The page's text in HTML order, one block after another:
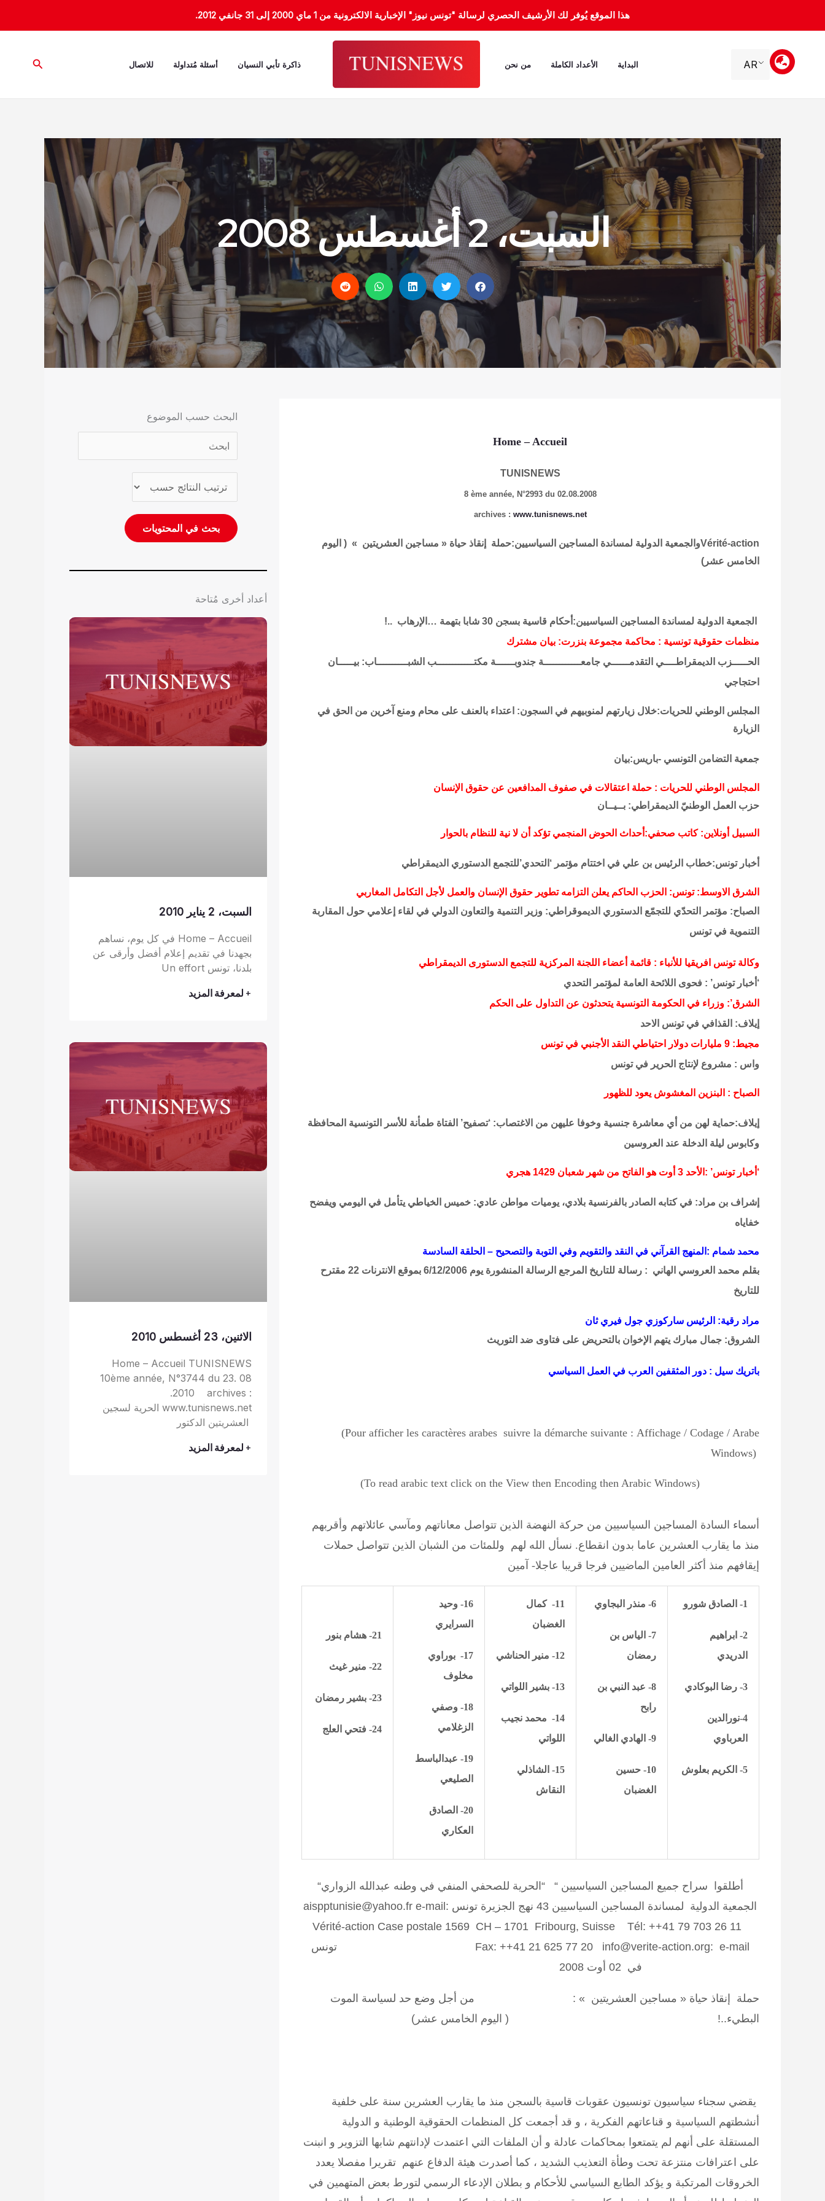
هذا الموقع يُوفر لك الأرشيف الحصري لرسالة "تونس نيوز" الإخبارية الالكترونية من 1 ماي 2000 إلى 31 جانفي 2012.
AR البداية الأعداد الكاملة من نحن ذاكرة تأبي النسيان أسئلة مُتداولة للاتصال البحث
السبت، 2 أغسطس 2008
Home – Accueil
TUNISNEWS
8 ème année, N°2993 du 02.08.2008
archives: www.tunisnews.net
Vérité-actionوالجمعية الدولية لمساندة المساجين السياسيين:حملة إنقاذ حياة « مساجين العشريتين » ( اليوم
الخامس عشر)
الجمعية الدولية لمساندة المساجين السياسيين:أحكام قاسية بسجن 30 شابا بتهمة …الإرهاب ..!
منظمات حقوقية تونسية : محاكمة مجموعة بنزرت: بيان مشترك
الحـــــزب الديمقراطــــي التقدمــــــي جامعــــــــــــة جندوبــــــة مكتــــــــــــب الشبــــــــــاب: بيـــــان
احتجاجي
المجلس الوطني للحريات:خلال زيارتهم لمنوبيهم في السجون: اعتداء بالعنف على محام ومنع آخرين من الحق في
الزيارة
جمعية التضامن التونسي -باريس:بيان
المجلس الوطني للحريات : حملة اعتقالات في صفوف المدافعين عن حقوق الإنسان
حزب العمل الوطنيّ الديمقراطي: بــيــان
السبيل أونلاين: كاتب صحفي:أحداث الحوض المنجمي تؤكد أن لا نية للنظام بالحوار
أخبار تونس:خطاب الرئيس بن علي في اختتام مؤتمر ‘التحدي’للتجمع الدستوري الديمقراطي
الشرق الاوسط: تونس: الحزب الحاكم يعلن التزامه تطوير حقوق الإنسان والعمل لأجل التكامل المغاربي
الصباح: مؤتمر التحدّي للتجمّع الدستوري الديموقراطي: وزير التنمية والتعاون الدولي في لقاء إعلامي حول المقاربة
التنموية في تونس
وكالة تونس افريقيا للأنباء : قائمة أعضاء اللجنة المركزية للتجمع الدستورى الديمقراطي
‘أخبار تونس’ : فحوى اللائحة العامة لمؤتمر التحدي
الشرق’: وزراء في الحكومة التونسية يتحدثون عن التداول على الحكم
إيلاف: القذافي في تونس الاحد
مجيط: 9 مليارات دولار احتياطي النقد الأجنبي في تونس
واس : مشروع لإنتاج الحرير في تونس
الصباح : البنزين المغشوش يعود للظهور
إيلاف:حماية لهن من أي معاشرة جنسية وخوفا عليهن من الاغتصاب: ‘تصفيح’ الفتاة طمأنة للأسر التونسية المحافظة
وكابوس ليلة الدخلة عند العروسين
‘أخبار تونس’ :الأحد 3 أوت هو الفاتح من شهر شعبان 1429 هجري
إشراف بن مراد: في كتابه الصادر بالفرنسية بلادي، يوميات مواطن عادي: خميس الخياطي يتأمل في اليومي ويفضح
خفاياه
محمد شمام :المنهج القرآني في النقد والتقويم وفي التوبة والتصحيح – الحلقة السادسة
بقلم محمد العروسي الهاني : رسالة للتاريخ المرجع الرسالة المنشورة يوم 6/12/2006 بموقع الانترنات 22 مقترح
للتاريخ
مراد رقية: الرئيس ساركوزي جول فيري ثان
الشروق: جمال مبارك يتهم الإخوان بالتحريض على فتاوى ضد التوريث
باتريك سيل : دور المثقفين العرب في العمل السياسي
(Pour afficher les caractères arabes suivre la démarche suivante : Affichage / Codage / Arabe
Windows(
(To read arabic text click on the View then Encoding then Arabic Windows)
أسماء السادة المساجين السياسيين من حركة النهضة الذين تتواصل معاناتهم ومآسي عائلاتهم وأقربهم
منذ ما يقارب العشرين عاما بدون انقطاع. نسأل الله لهم وللمئات من الشبان الذين تتواصل حملات
إيقافهم منذ أكثر العامين الماضيين فرجا قريبا عاجلا- آمين
21- هشام بنور
22- منير غيث
23- بشير رمضان
24- فتحي العلج
16- وحيد
السرايري
17-
بوراوي
مخلوف
18- وصفي
الزغلامي
19- عبدالباسط
الصليعي
20- الصادق
العكاري
11-
كمال
الغضبان
12- منير الحناشي
13- بشير اللواتي
14-
محمد نجيب
اللواتي
15- الشاذلي
النقاش
6- منذر البجاوي
7- الياس بن
رمضان
8- عبد النبي بن
رابح
9- الهادي الغالي
10- حسين
الغضبان
1- الصادق شورو
2- ابراهيم
الدريدي
3- رضا البوكادي
4-نورالدين
العرباوي
5- الكريم بعلوش
أطلقوا سراح جميع المساجين السياسيين “ “الحرية للصحفي المنفي في وطنه عبدالله الزواري“
الجمعية الدولية لمساندة المساجين السياسيين 43 نهج الجزيرة تونس aispptunisie@yahoo.fr e-mail:
Vérité-action Case postale 1569 CH – 1701 Fribourg, Suisse Tél: ++41 79 703 26 11
Fax: ++41 21 625 77 20 info@verite-action.org: e-mail تونس
في 02 أوت 2008
حملة إنقاذ حياة « مساجين العشريتين » : من أجل وضع حد لسياسة الموت
البطيء..! ( اليوم الخامس عشر)
يقضي سجناء سياسيون تونسيون عقوبات قاسية بالسجن منذ ما يقارب العشرين سنة على خلفية
أنشطتهم السياسية و قناعاتهم الفكرية ، و قد أجمعت كل المنظمات الحقوقية الوطنية و الدولية
المستقلة على أنهم لم يتمتعوا بمحاكمات عادلة و أن الملفات التي اعتمدت لإدانتهم شابها التزوير و انبنت
على اعترافات منتزعة تحت وطأة التعذيب الشديد ، كما أصدرت هيئة الدفاع عنهم تقريرا مفصلا يعدد
الخروقات المرتكبة و يؤكد الطابع السياسي للأحكام و بطلان الإدعاء الرسمي لتورط بعض المتهمين في
البحث حسب الموضوع
أعداد أخرى مُتاحة
السبت، 2 يناير 2010
Home – Accueil في كل يوم، نساهم
بجهدنا في تقديم إعلام أفضل وأرقى عن
بلدنا، تونس Un effort
+ لمعرفة المزيد
الاثنين، 23 أغسطس 2010
Home – Accueil TUNISNEWS
10ème année, N°3744 du 23. 08
.2010 archives :
www.tunisnews.net الحرية لسجين
العشريتين الدكتور
+ لمعرفة المزيد